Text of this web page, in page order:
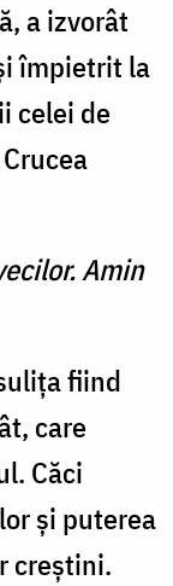
a izvorât
împietrit la
celei de
Amin
fiind
care
Căci
şi puterea
creştini.